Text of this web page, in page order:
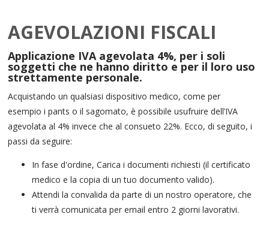
AGEVOLAZIONI FISCALI
Applicazione IVA agevolata 4%, per i soli
soggetti che ne hanno diritto e per il loro uso
strettamente personale.
Acquistando un qualsiasi dispositivo medico, come per
esempio i pants o il sagomato, è possibile usufruire dell’IVA
agevolata al 4% invece che al consueto 22%. Ecco, di seguito, i
passi da seguire:
In fase d'ordine, Carica i documenti richiesti (il certificato
medico e la copia di un tuo documento valido).
Attendi la convalida da parte di un nostro operatore, che
ti verrà comunicata per email entro 2 giorni lavorativi.